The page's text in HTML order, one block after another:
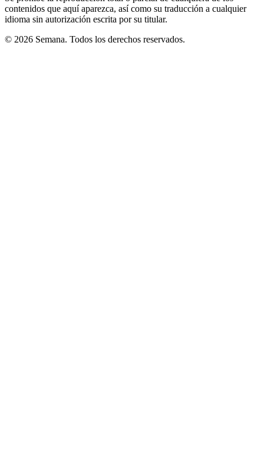
contenidos que aquí aparezca, así como su traducción a cualquier
idioma sin autorización escrita por su titular.
© 2026 Semana. Todos los derechos reservados.